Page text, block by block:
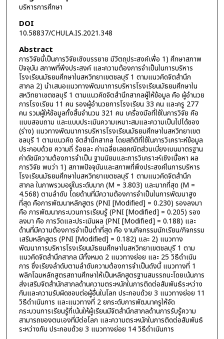
บริหารการศึกษา
DOI
10.58837/CHULA.IS.2021.348
Abstract
การวิจัยนี้เป็นการวิจัยเชิงบรรยาย มีวัตถุประสงค์เพื่อ 1) ศึกษาสภาพ
ปัจจุบัน สภาพที่พึงประสงค์ และความต้องการจำเป็นในการบริหาร
โรงเรียนมัธยมศึกษาในสหวิทยาเขตชลบุรี 1 ตามแนวคิดจิตสำนึก
สากล 2) นำเสนอแนวทางพัฒนาการบริหารโรงเรียนมัธยมศึกษาใน
สหวิทยาเขตชลบุรี 1 ตามแนวคิดจิตสำนึกสากลผู้ให้ข้อมูล คือ ผู้อำนวย
การโรงเรียน 11 คน รองผู้อำนวยการโรงเรียน 33 คน และครู 277
คน รวมผู้ให้ข้อมูลทั้งสิ้นจำนวน 321 คน เครื่องมือที่ใช้ในการวิจัย คือ
แบบสอบถาม และแบบประเมินความเหมาะสมและความเป็นไปได้ของ
(ร่าง) แนวทางพัฒนาการบริหารโรงเรียนมัธยมศึกษาในสหวิทยาเขต
ชลบุรี 1 ตามแนวคิด จิตสำนึกสากล โดยสถิติที่ใช้ในการวิเคราะห์ข้อมูล
ประกอบด้วย ความถี่ ร้อยละ ค่าเฉลี่ยเลขคณิตส่วนเบี่ยงเบนมาตรฐาน
ค่าดัชนีความต้องการจำเป็น ฐานนิยมและการวิเคราะห์เชิงเนื้อหา ผล
การวิจัย พบว่า 1) สภาพปัจจุบันและสภาพที่พึงประสงค์ในการบริหาร
โรงเรียนมัธยมศึกษาในสหวิทยาเขตชลบุรี 1 ตามแนวคิดจิตสำนึก
สากล ในภาพรวมอยู่ในระดับมาก (M = 3.803) และมากที่สุด (M =
4.568) ตามลำดับ โดยด้านที่มีความต้องการจำเป็นในการพัฒนาสูง
ที่สุด คือการพัฒนาหลักสูตร (PNI [Modified] = 0.230) รองลงมา
คือ การพัฒนากระบวนการเรียนรู้ (PNI [Modified] = 0.205) รอง
ลงมา คือ การวัดและประเมินผล (PNI [Modified] = 0.188) และ
ด้านที่มีความต้องการจำเป็นต่ำที่สุด คือ งานกิจกรรมนักเรียน/กิจกรรม
เสริมหลักสูตร (PNI [Modified] = 0.182) และ 2) แนวทาง
พัฒนาการบริหารโรงเรียนมัธยมศึกษาในสหวิทยาเขตชลบุรี 1 ตาม
แนวคิดจิตสำนึกสากล มีทั้งหมด 2 แนวทางย่อย และ 25 วิธีดำเนิน
การ ซึ่งเรียงลำดับตามลำดับความต้องการจำเป็นดังนี้ แนวทางที่ 1
พลิกโฉมหลักสูตรสถานศึกษาให้เป็นหลักสูตรฐานสมรรถนะโดยเน้นการ
ส่งเสริมจิตสำนักสากลด้านความตระหนักในการติดต่อสัมพันธ์ระหว่าง
กันและความรับผิดชอบต่อผู้อื่นในโลก ประกอบด้วย 3 แนวทางย่อย 11
วิธีดำเนินการ และแนวทางที่ 2 ยกระดับการพัฒนาครูให้จัด
กระบวนการเรียนรู้ที่เน้นให้ผู้เรียนมีจิตสำนึกสากลด้านการรับรู้ความ
สามารถของตนเองที่มีต่อโลก และความตระหนักในการติดต่อสัมพันธ์
ระหว่างกัน ประกอบด้วย 3 แนวทางย่อย 14 วิธีดำเนินการ